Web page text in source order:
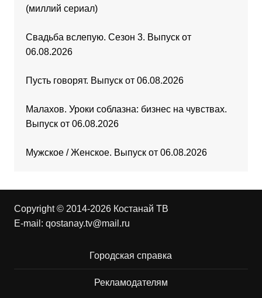
(миллий сериал)
Свадьба вслепую. Сезон 3. Выпуск от
06.08.2026
Пусть говорят. Выпуск от 06.08.2026
Малахов. Уроки соблазна: бизнес на чувствах.
Выпуск от 06.08.2026
Мужское / Женское. Выпуск от 06.08.2026
Copyright © 2014-2026 Костанай ТВ
E-mail: qostanay.tv@mail.ru
Городская справка
Рекламодателям